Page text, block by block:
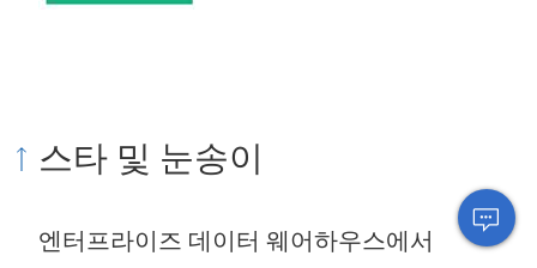
스타 및 눈송이
엔터프라이즈 데이터 웨어하우스에서